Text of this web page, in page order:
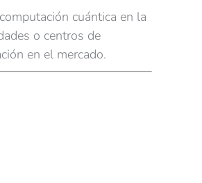
cuántica en la
o centros de
en el mercado.